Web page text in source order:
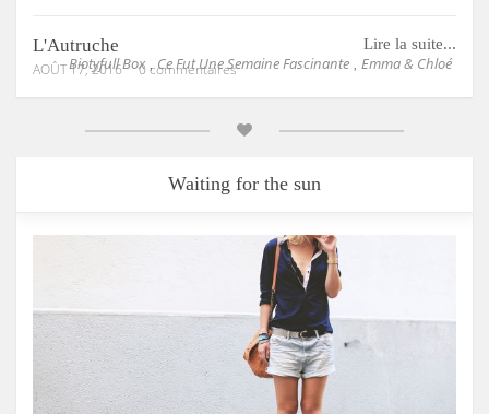
Lire la suite...
Biotyfull Box Ce Fut Une Semaine Fascinante Emma & Chloé
L'Autruche
AOÛT 17, 2016 0 commentaires
Waiting for the sun